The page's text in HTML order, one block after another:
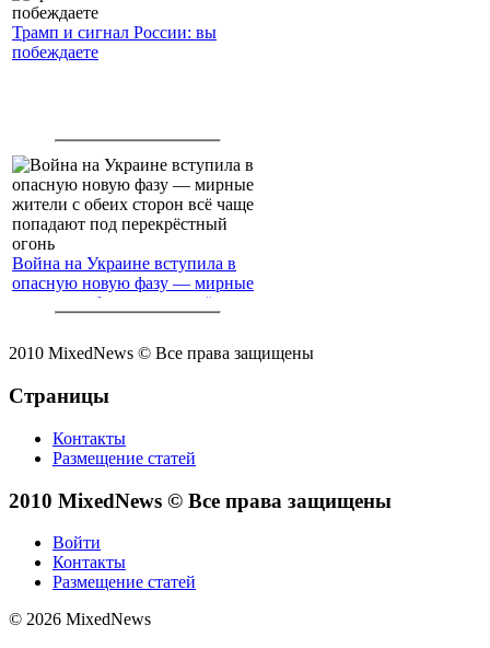
Трамп и сигнал России: вы
побеждаете
Война на Украине вступила в
опасную новую фазу — мирные
жители с обеих сторон всё чаще
2010 MixedNews © Все права защищены
Страницы
Контакты
Размещение статей
2010 MixedNews © Все права защищены
Войти
Контакты
Размещение статей
© 2026 MixedNews